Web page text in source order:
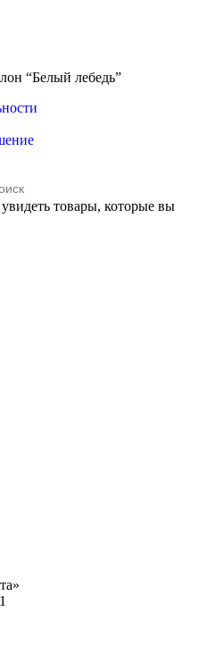
“Белый лебедь”
товары, которые вы